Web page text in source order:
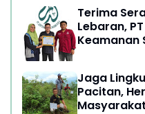
Terima
Lebaran,
Keamanan
Jaga
Pacitan,